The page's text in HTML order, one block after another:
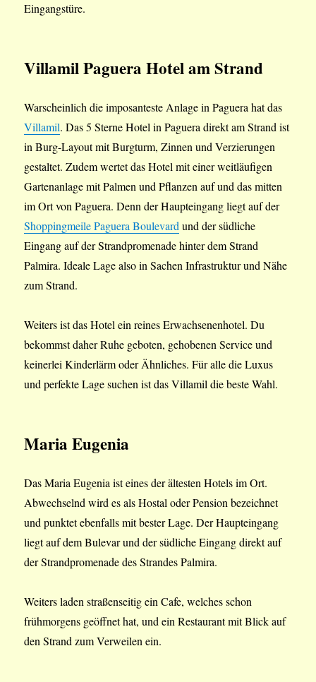
Eingangstüre.
VillamilPaguera Hotel am Strand
Warscheinlich die imposanteste Anlage in Paguera hat das
Villamil. Das 5 Sterne Hotel in Paguera direkt am Strand ist
in Burg-Layout mit Burgturm, Zinnen und Verzierungen
gestaltet. Zudem wertet das Hotel mit einer weitläufigen
Gartenanlage mit Palmen und Pflanzen auf und das mitten
im Ort von Paguera. Denn der Haupteingang liegt auf der
Shoppingmeile Paguera Boulevardund der südliche
Eingang auf der Strandpromenade hinter dem Strand
Palmira. Ideale Lage also in Sachen Infrastruktur und Nähe
zum Strand.
Weiters ist das Hotel ein reines Erwachsenenhotel. Du
bekommst daher Ruhe geboten, gehobenen Service und
keinerlei Kinderlärm oder Ähnliches. Für alle die Luxus
und perfekte Lage suchen ist das Villamil die beste Wahl.
Maria Eugenia
Das Maria Eugenia ist eines der ältesten Hotels im Ort.
Abwechselnd wird es als Hostal oder Pension bezeichnet
und punktet ebenfalls mit bester Lage. Der Haupteingang
liegt auf dem Bulevar und der südliche Eingang direkt auf
der Strandpromenade des Strandes Palmira.
Weiters laden straßenseitig ein Cafe, welches schon
frühmorgens geöffnet hat, und ein Restaurant mit Blick auf
den Strand zum Verweilen ein.